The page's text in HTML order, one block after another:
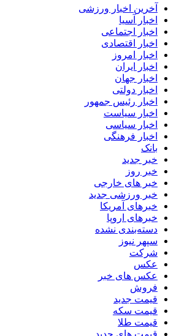
آخرین اخبار ورزشی
اخبار آسیا
اخبار اجتماعی
اخبار اقتصادی
اخبار امروز
اخبار ایران
اخبار جهان
اخبار دولتی
اخبار رئیس جمهور
اخبار سیاست
اخبار سیاسی
اخبار فرهنگی
بانک
خبر جدید
خبر روز
خبر های خارجی
خبر ورزشی جدید
خبرهای آمریکا
خبرهای اروپا
دسته‌بندی نشده
سپهر نیوز
شرکت
عکس
عکس های خبر
فروش
قیمت جدید
قیمت سکه
قیمت طلا